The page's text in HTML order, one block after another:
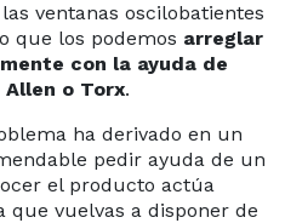
ventanas oscilobatientes
que los podemos arreglar
con la ayuda de
o Torx.
ha derivado en un
pedir ayuda de un
el producto actúa
que vuelvas a disponer de